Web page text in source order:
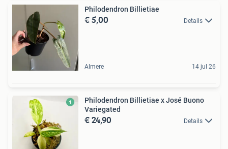
Philodendron Billietiae
€ 5,00 Details
Almere 14 jul 26
Philodendron Billietiae x José Buono
Variegated
€ 24,90 Details